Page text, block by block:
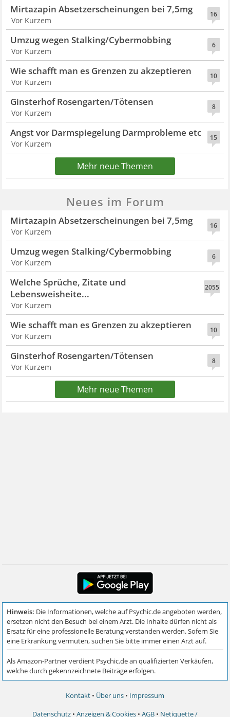
16
Mirtazapin Absetzerscheinungen bei 7,5mg
Vor Kurzem
6
Umzug wegen Stalking/Cybermobbing
Vor Kurzem
10
Wie schafft man es Grenzen zu akzeptieren
Vor Kurzem
8
Ginsterhof Rosengarten/Tötensen
Vor Kurzem
15
Angst vor Darmspiegelung Darmprobleme etc
Vor Kurzem
Mehr neue Themen
Neues im Forum
16
Mirtazapin Absetzerscheinungen bei 7,5mg
Vor Kurzem
6
Umzug wegen Stalking/Cybermobbing
Vor Kurzem
2055
Welche Sprüche, Zitate und
Lebensweisheite...
Vor Kurzem
10
Wie schafft man es Grenzen zu akzeptieren
Vor Kurzem
8
Ginsterhof Rosengarten/Tötensen
Vor Kurzem
Mehr neue Themen
Kontakt • Über uns • Impressum
Datenschutz • Anzeigen & Cookies • AGB • Netiquette /